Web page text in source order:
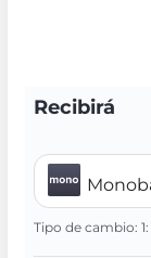
Recibirá
Tipo de cambio: 1: